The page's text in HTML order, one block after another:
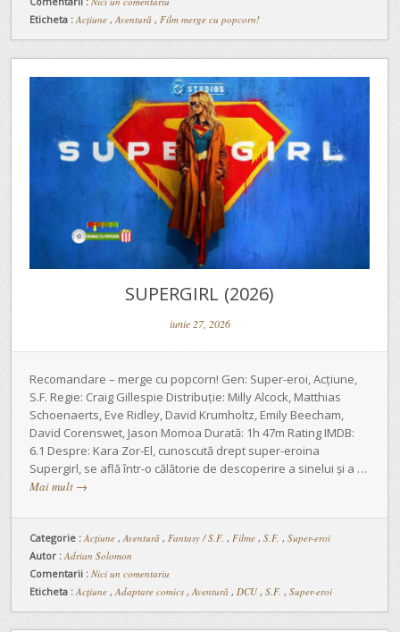
Eticheta : Acțiune , Aventură , Film merge cu popcorn!
SUPERGIRL (2026)
iunie 27, 2026
Recomandare – merge cu popcorn! Gen: Super-eroi, Acțiune,
S.F. Regie: Craig Gillespie Distribuție: Milly Alcock, Matthias
Schoenaerts, Eve Ridley, David Krumholtz, Emily Beecham,
David Corenswet, Jason Momoa Durată: 1h 47m Rating IMDB:
6.1 Despre: Kara Zor-El, cunoscută drept super-eroina
Supergirl, se află într-o călătorie de descoperire a sinelui și a …
Mai mult →
Categorie : Acţiune , Aventură , Fantasy / S.F. , Filme , S.F. , Super-eroi
Autor : Adrian Solomon
Comentarii : Nici un comentariu
Eticheta : Acțiune , Adaptare comics , Aventură , DCU, S.F. , Super-eroi